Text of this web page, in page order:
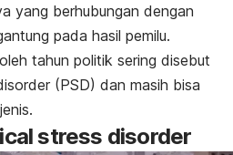
yang berhubungan dengan
pada hasil pemilu.
tahun politik sering disebut
(PSD) dan masih bisa
stress disorder